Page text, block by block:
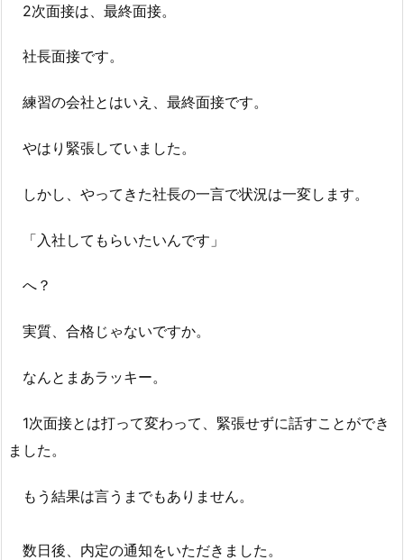
2次面接は、最終面接。
社長面接です。
練習の会社とはいえ、最終面接です。
やはり緊張していました。
しかし、やってきた社長の一言で状況は一変します。
「入社してもらいたいんです」
へ？
実質、合格じゃないですか。
なんとまあラッキー。
1次面接とは打って変わって、緊張せずに話すことができ
ました。
もう結果は言うまでもありません。
数日後、内定の通知をいただきました。